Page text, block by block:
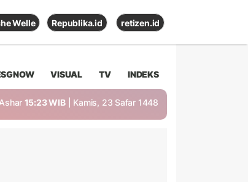
Welle Republika.id retizen.id
VISUAL TV INDEKS
15:23 WIB | Kamis, 23 Safar 1448